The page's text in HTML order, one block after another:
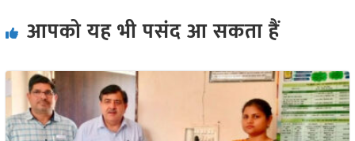
आपको यह भी पसंद आ सकता हैं